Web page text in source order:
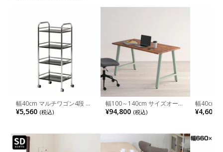
幅40cm マルチワゴン4段 ブ
ラック/クロム キッチン収
納・キッチンワゴン
¥5,560 (税込)
幅100～140cm サイズオーダ
ーデスク Sizeno(シゼノ) パソ
コンデスク ウォールナット
線穴 オフィスデスク テレワ
ークデスク 勉強机 おしゃれ
ウッディモダン
¥94,800 (税込)
幅40cm
ラック/ク
納・キッ
¥4,600